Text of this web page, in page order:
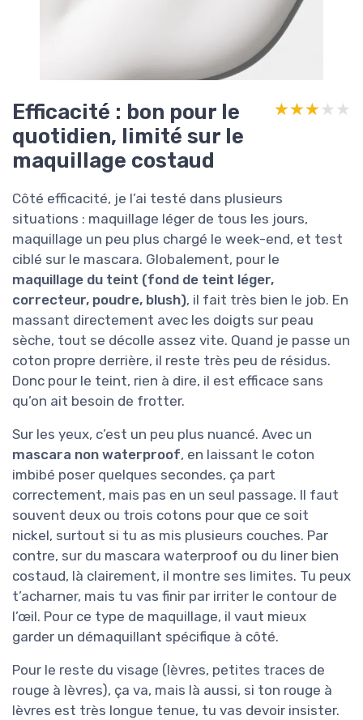
Efficacité : bon pour le
quotidien, limité sur le
maquillage costaud
★★★★★
★★★★★
Côté efficacité, je l’ai testé dans plusieurs
situations : maquillage léger de tous les jours,
maquillage un peu plus chargé le week-end, et test
ciblé sur le mascara. Globalement, pour le
maquillage du teint (fond de teint léger,
correcteur, poudre, blush), il fait très bien le job. En
massant directement avec les doigts sur peau
sèche, tout se décolle assez vite. Quand je passe un
coton propre derrière, il reste très peu de résidus.
Donc pour le teint, rien à dire, il est efficace sans
qu’on ait besoin de frotter.
Sur les yeux, c’est un peu plus nuancé. Avec un
mascara non waterproof, en laissant le coton
imbibé poser quelques secondes, ça part
correctement, mais pas en un seul passage. Il faut
souvent deux ou trois cotons pour que ce soit
nickel, surtout si tu as mis plusieurs couches. Par
contre, sur du mascara waterproof ou du liner bien
costaud, là clairement, il montre ses limites. Tu peux
t’acharner, mais tu vas finir par irriter le contour de
l’œil. Pour ce type de maquillage, il vaut mieux
garder un démaquillant spécifique à côté.
Pour le reste du visage (lèvres, petites traces de
rouge à lèvres), ça va, mais là aussi, si ton rouge à
lèvres est très longue tenue, tu vas devoir insister.